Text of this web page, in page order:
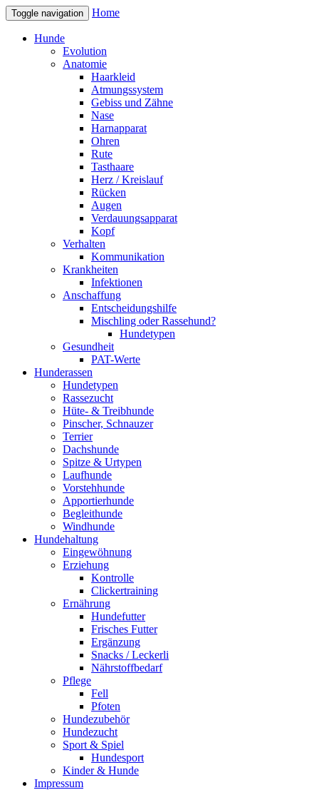
Toggle navigation Home
Hunde
Evolution
Anatomie
Haarkleid
Atmungssystem
Gebiss und Zähne
Nase
Harnapparat
Ohren
Rute
Tasthaare
Herz / Kreislauf
Rücken
Augen
Verdauungsapparat
Kopf
Verhalten
Kommunikation
Krankheiten
Infektionen
Anschaffung
Entscheidungshilfe
Mischling oder Rassehund?
Hundetypen
Gesundheit
PAT-Werte
Hunderassen
Hundetypen
Rassezucht
Hüte- & Treibhunde
Pinscher, Schnauzer
Terrier
Dachshunde
Spitze & Urtypen
Laufhunde
Vorstehhunde
Apportierhunde
Begleithunde
Windhunde
Hundehaltung
Eingewöhnung
Erziehung
Kontrolle
Clickertraining
Ernährung
Hundefutter
Frisches Futter
Ergänzung
Snacks / Leckerli
Nährstoffbedarf
Pflege
Fell
Pfoten
Hundezubehör
Hundezucht
Sport & Spiel
Hundesport
Kinder & Hunde
Impressum